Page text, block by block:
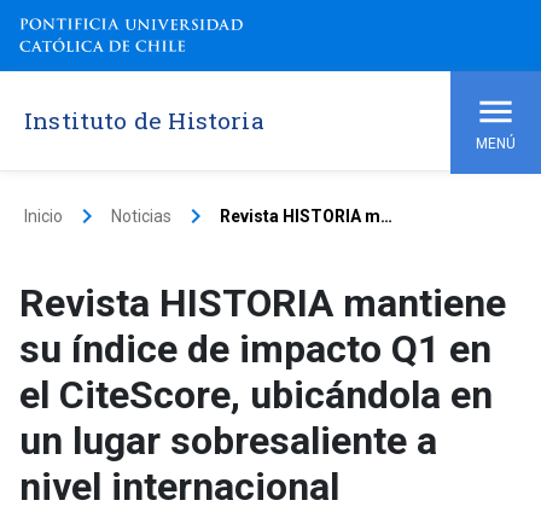
Instituto de Historia
MENÚ
Inicio keyboard_arrow_right Noticias keyboard_arrow_right Revista HISTORIA mantiene su índice de impacto Q1 en el CiteScore, ubicándola en un lugar sobresaliente a nivel internacional
Revista HISTORIA mantiene
su índice de impacto Q1 en
el CiteScore, ubicándola en
un lugar sobresaliente a
nivel internacional